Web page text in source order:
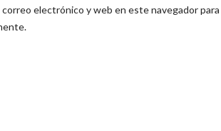
correo electrónico y web en este navegador para